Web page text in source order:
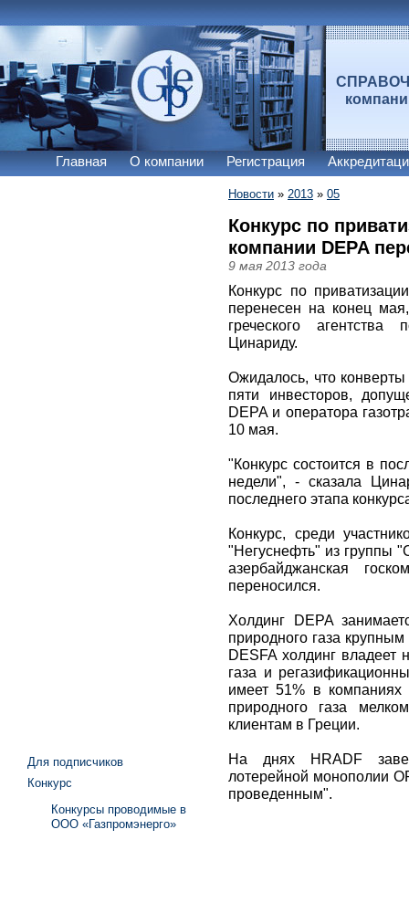
Главная О компании Регистрация
Новости » 2013 » 05
Конкурс по
компании DEPA
9 мая 2013 года
Конкурс по
перенесен на конец
греческого
Цинариду.
Ожидалось, что
пяти инвесторов,
DEPA и оператора
10 мая.
"Конкурс состоится в
недели", - сказала
последнего этапа
Конкурс, среди
"Негуснефть" из группы
азербайджанская
переносился.
Холдинг DEPA
природного газа
DESFA холдинг владеет
газа и
имеет 51% в
природного газа
клиентам в Греции.
На днях HRADF
лотерейной монополии
проведенным".
Для подписчиков
Конкурс
Конкурсы проводимые в
ООО «Газпромэнерго»